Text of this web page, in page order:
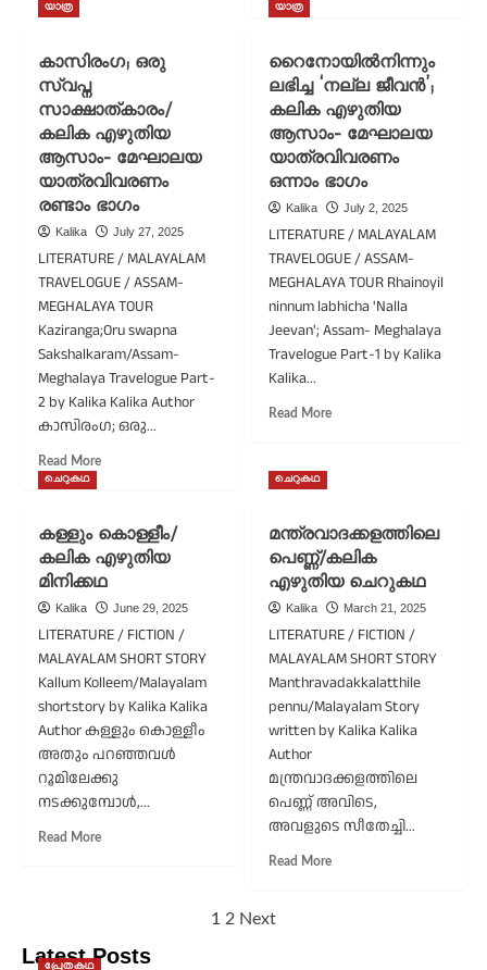
ഒരു
കലിക
എഴുതിയ
ആസാം-
മേഘാലയ
യാത്രവിവരണം
നാലാം
ഭാഗം
മായാ
കാഴ്ചകൾ/
കലിക
എഴുതിയ
ആസാം-
യാത്രവിവരണം
മൂന്നാം
ഭാഗം
യാത്ര
കാസിരംഗ; ഒരു
സ്വപ്ന
സാക്ഷാത്കാരം/
കലിക എഴുതിയ
ആസാം- മേഘാലയ
യാത്രവിവരണം
രണ്ടാം ഭാഗം
Kalika July 27, 2025
LITERATURE / MALAYALAM
TRAVELOGUE / ASSAM-
MEGHALAYA TOUR
Kaziranga;Oru swapna
Sakshalkaram/Assam-
Meghalaya Travelogue Part-
2 by Kalika Kalika Author
കാസിരംഗ; ഒരു...
Read MoreRead
ഒരു
സ്വപ്ന
സാക്ഷാത്കാരം/
കലിക
ആസാം-
മേഘാലയ
യാത്രവിവരണം
രണ്ടാം
ഭാഗം
യാത്ര
റൈനോയിൽനിന്നും
ലഭിച്ച ‘നല്ല ജീവൻ’;
കലിക എഴുതിയ
ആസാം- മേഘാലയ
യാത്രവിവരണം
ഒന്നാം ഭാഗം
Kalika July 2, 2025
LITERATURE / MALAYALAM
TRAVELOGUE / ASSAM-
MEGHALAYA TOUR Rhainoyil
ninnum labhicha 'Nalla
Jeevan'; Assam- Meghalaya
Travelogue Part-1 by Kalika
Kalika...
Read MoreRead
ജീവൻ’;
കലിക
എഴുതിയ
മേഘാലയ
യാത്രവിവരണം
ഒന്നാം
ഭാഗം
ചെറുകഥ
കള്ളും കൊള്ളീം/
കലിക എഴുതിയ
മിനിക്കഥ
Kalika June 29, 2025
LITERATURE / FICTION /
MALAYALAM SHORT STORY
Kallum Kolleem/Malayalam
shortstory by Kalika Kalika
Author കള്ളും കൊള്ളീം
അതും പറഞ്ഞവൾ
റൂമിലേക്കു
നടക്കുമ്പോൾ,...
Read MoreRead
എഴുതിയ
ചെറുകഥ
മന്ത്രവാദക്കളത്തിലെ
പെണ്ണ്/കലിക
എഴുതിയ ചെറുകഥ
Kalika March 21, 2025
LITERATURE / FICTION /
MALAYALAM SHORT STORY
Manthravadakkalatthile
pennu/Malayalam Story
written by Kalika Kalika
Author
മന്ത്രവാദക്കളത്തിലെ
പെണ്ണ് അവിടെ,
അവളുടെ സീതേച്ചി...
Read MoreRead
pagination
1 2 Next
Latest Posts